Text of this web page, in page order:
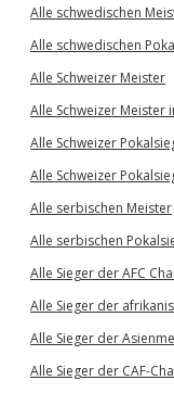
Alle schwedischen
Alle schwedischen
Alle Schweizer Meister
Alle Schweizer Meister
Alle Schweizer
Alle Schweizer
Alle serbischen Meister
Alle serbischen
Alle Sieger der AFC
Alle Sieger der
Alle Sieger der
Alle Sieger der CAF-